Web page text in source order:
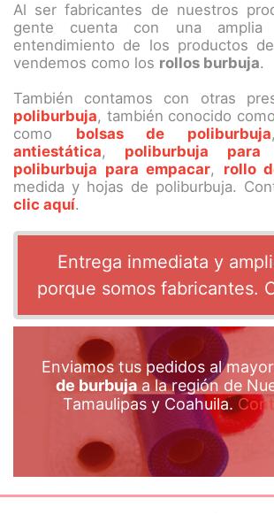
Al ser fabricantes de nuestros
gente cuenta con una amplia
entendimiento de los productos
vendemos como los rollos burbuja.
También contamos con otras
poliburbuja, también conocido como
como bolsas de poliburbuja
antiestática, poliburbuja
poliburbuja para empacar, rollo
medida y hojas de poliburbuja.
clic aquí.
Entrega inmediata y
porque somos fabricantes.
Enviamos tus pedidos al
de burbujaa la región de
Tamaulipas y Coahuila.